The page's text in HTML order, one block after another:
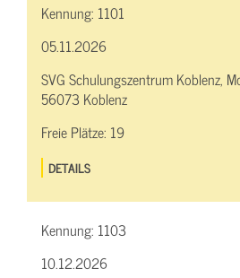
Kennung: 1101
05.11.2026
SVG Schulungszentrum Koblenz,
56073 Koblenz
Freie Plätze: 19
DETAILS
Kennung: 1103
10.12.2026